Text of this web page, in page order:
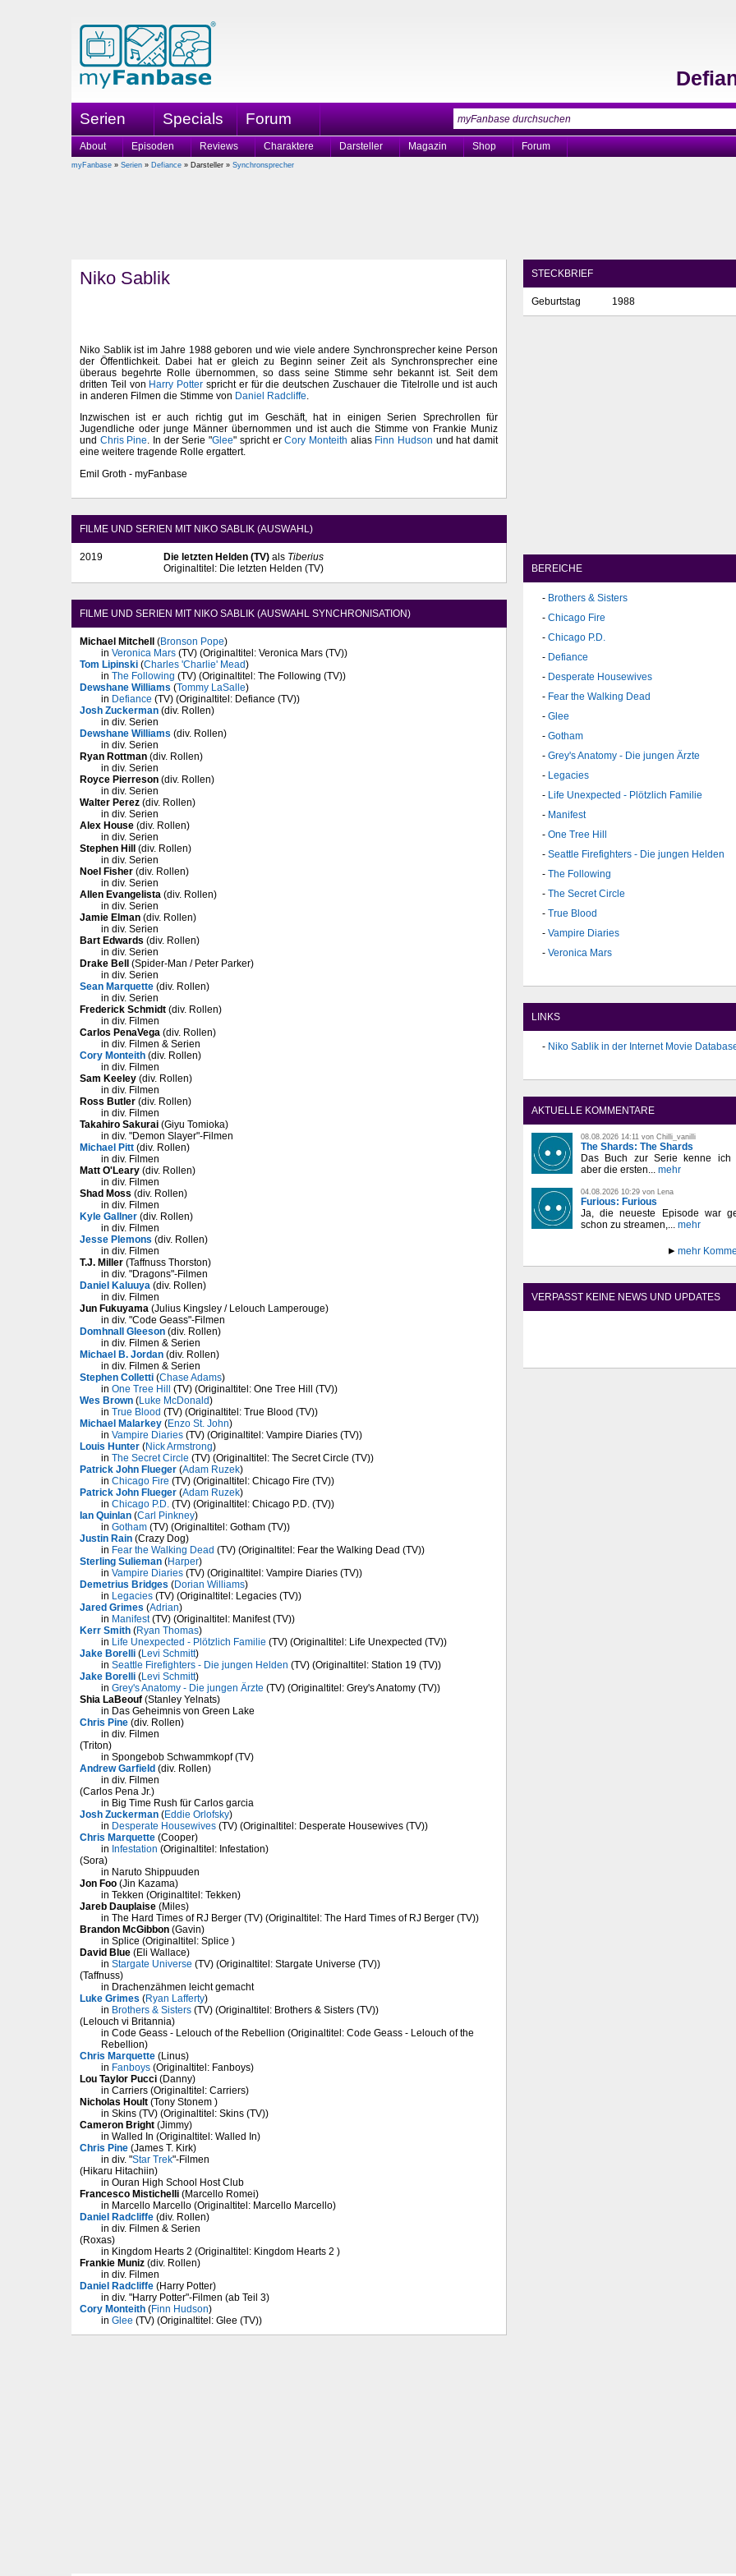
Serien Specials Forum
About Episoden Reviews Charaktere Darsteller Magazin Shop Forum
myFanbase » Serien » Defiance » Darsteller » Synchronsprecher
Niko Sablik
Niko Sablik ist im Jahre 1988 geboren und wie viele andere Synchronsprecher keine Person
der Öffentlichkeit. Dabei hat er gleich zu Beginn seiner Zeit als Synchronsprecher eine
überaus begehrte Rolle übernommen, so dass seine Stimme sehr bekannt ist. Seit dem
dritten Teil von Harry Potter spricht er für die deutschen Zuschauer die Titelrolle und ist auch
in anderen Filmen die Stimme von Daniel Radcliffe.
Inzwischen ist er auch richtig gut im Geschäft, hat in einigen Serien Sprechrollen für
Jugendliche oder junge Männer übernommen und ist auch die Stimme von Frankie Muniz
und Chris Pine. In der Serie "Glee" spricht erCory Monteith alias Finn Hudson und hat damit
eine weitere tragende Rolle ergattert.
Emil Groth - myFanbase
FILME UND SERIEN MIT NIKO SABLIK (AUSWAHL)
2019 Die letzten Helden (TV) als Tiberius
Originaltitel: Die letzten Helden (TV)
FILME UND SERIEN MIT NIKO SABLIK (AUSWAHL SYNCHRONISATION)
Michael Mitchell (Bronson Pope)
in Veronica Mars (TV) (Originaltitel: Veronica Mars (TV))
Tom Lipinski (Charles 'Charlie' Mead)
in The Following (TV) (Originaltitel: The Following (TV))
Dewshane Williams (Tommy LaSalle)
in Defiance (TV) (Originaltitel: Defiance (TV))
Josh Zuckerman (div. Rollen)
in div. Serien
Dewshane Williams (div. Rollen)
in div. Serien
Ryan Rottman (div. Rollen)
in div. Serien
Royce Pierreson (div. Rollen)
in div. Serien
Walter Perez (div. Rollen)
in div. Serien
Alex House (div. Rollen)
in div. Serien
Stephen Hill
(div. Rollen)
in div. Serien
Noel Fisher (div. Rollen)
in div. Serien
Allen Evangelista (div. Rollen)
in div. Serien
Jamie Elman (div. Rollen)
in div. Serien
Bart Edwards (div. Rollen)
in div. Serien
Drake Bell
(Spider-Man / Peter Parker)
in div. Serien
Sean Marquette (div. Rollen)
in div. Serien
Frederick Schmidt (div. Rollen)
in div. Filmen
Carlos PenaVega (div. Rollen)
in div. Filmen & Serien
Cory Monteith (div. Rollen)
in div. Filmen
Sam Keeley (div. Rollen)
in div. Filmen
Ross Butler (div. Rollen)
in div. Filmen
Takahiro Sakurai (Giyu Tomioka)
in div. "Demon Slayer"-Filmen
Michael Pitt (div. Rollen)
in div. Filmen
Matt O'Leary (div. Rollen)
in div. Filmen
Shad Moss (div. Rollen)
in div. Filmen
Kyle Gallner (div. Rollen)
in div. Filmen
Jesse Plemons (div. Rollen)
in div. Filmen
T.J. Miller (Taffnuss Thorston)
in div. "Dragons"-Filmen
Daniel Kaluuya (div. Rollen)
in div. Filmen
Jun Fukuyama (Julius Kingsley / Lelouch Lamperouge)
in div. "Code Geass"-Filmen
Domhnall Gleeson (div. Rollen)
in div. Filmen & Serien
Michael B. Jordan (div. Rollen)
in div. Filmen & Serien
Stephen Colletti (Chase Adams)
in One Tree Hill
(TV) (Originaltitel: One Tree Hill (TV))
Wes Brown (Luke McDonald)
in True Blood (TV) (Originaltitel: True Blood (TV))
Michael Malarkey (Enzo St. John)
in Vampire Diaries (TV) (Originaltitel: Vampire Diaries (TV))
Louis Hunter (Nick Armstrong)
in The Secret Circle (TV) (Originaltitel: The Secret Circle (TV))
Patrick John Flueger (Adam Ruzek)
in Chicago Fire (TV) (Originaltitel: Chicago Fire (TV))
Patrick John Flueger (Adam Ruzek)
in Chicago P.D. (TV) (Originaltitel: Chicago P.D. (TV))
Ian Quinlan (Carl Pinkney)
in Gotham (TV) (Originaltitel: Gotham (TV))
Justin Rain (Crazy Dog)
in Fear the Walking Dead (TV) (Originaltitel: Fear the Walking Dead (TV))
Sterling Sulieman (Harper)
in Vampire Diaries (TV) (Originaltitel: Vampire Diaries (TV))
Demetrius Bridges (Dorian Williams)
in Legacies (TV) (Originaltitel: Legacies (TV))
Jared Grimes (Adrian)
in Manifest(TV) (Originaltitel: Manifest (TV))
Kerr Smith (Ryan Thomas)
in Life Unexpected - Plötzlich Familie (TV) (Originaltitel: Life Unexpected (TV))
Jake Borelli (Levi Schmitt)
in Seattle Firefighters - Die jungen Helden (TV) (Originaltitel: Station 19 (TV))
Jake Borelli (Levi Schmitt)
in Grey's Anatomy - Die jungen Ärzte (TV) (Originaltitel: Grey's Anatomy (TV))
Shia LaBeouf (Stanley Yelnats)
in Das Geheimnis von Green Lake
Chris Pine (div. Rollen)
in div. Filmen
(Triton)
in Spongebob Schwammkopf (TV)
Andrew Garfield (div. Rollen)
in div. Filmen
(Carlos Pena Jr.)
in Big Time Rush für Carlos garcia
Josh Zuckerman (Eddie Orlofsky)
in Desperate Housewives (TV) (Originaltitel: Desperate Housewives (TV))
Chris Marquette (Cooper)
in Infestation (Originaltitel: Infestation)
(Sora)
in Naruto Shippuuden
Jon Foo (Jin Kazama)
in Tekken (Originaltitel: Tekken)
Jareb Dauplaise (Miles)
in The Hard Times of RJ Berger (TV) (Originaltitel: The Hard Times of RJ Berger (TV))
Brandon McGibbon (Gavin)
in Splice (Originaltitel: Splice )
David Blue (Eli Wallace)
in Stargate Universe (TV) (Originaltitel: Stargate Universe (TV))
(Taffnuss)
in Drachenzähmen leicht gemacht
Luke Grimes (Ryan Lafferty)
in Brothers & Sisters (TV) (Originaltitel: Brothers & Sisters (TV))
(Lelouch vi Britannia)
in Code Geass - Lelouch of the Rebellion (Originaltitel: Code Geass - Lelouch of the
Rebellion)
Chris Marquette (Linus)
in Fanboys (Originaltitel: Fanboys)
Lou Taylor Pucci (Danny)
in Carriers (Originaltitel: Carriers)
Nicholas Hoult (Tony Stonem )
in Skins (TV) (Originaltitel: Skins (TV))
Cameron Bright (Jimmy)
in Walled In (Originaltitel: Walled In)
Chris Pine (James T. Kirk)
in div. "Star Trek"-Filmen
(Hikaru Hitachiin)
in Ouran High School Host Club
Francesco Mistichelli (Marcello Romei)
in Marcello Marcello (Originaltitel: Marcello Marcello)
Daniel Radcliffe (div. Rollen)
in div. Filmen & Serien
(Roxas)
in Kingdom Hearts 2 (Originaltitel: Kingdom Hearts 2 )
Frankie Muniz (div. Rollen)
in div. Filmen
Daniel Radcliffe (Harry Potter)
in div. "Harry Potter"-Filmen (ab Teil 3)
Cory Monteith (Finn Hudson)
in Glee (TV) (Originaltitel: Glee (TV))
STECKBRIEF
Geburtstag 1988
BEREICHE
Brothers & Sisters
Chicago Fire
Chicago P.D.
Defiance
Desperate Housewives
Fear the Walking Dead
Glee
Gotham
Grey's Anatomy - Die jungen Ärzte
Legacies
Life Unexpected - Plötzlich Familie
Manifest
One Tree Hill
Seattle Firefighters - Die jungen Helden
The Following
The Secret Circle
True Blood
Vampire Diaries
Veronica Mars
LINKS
Niko Sablik in der Internet Movie
AKTUELLE KOMMENTARE
08.08.2026 14:11 von Chilli_vanilli
The Shards: The Shards
Das Buch zur Serie kenne ich
aber die ersten... mehr
04.08.2026 10:29 von Lena
Furious: Furious
Ja, die neueste Episode war
schon zu streamen,... mehr
mehr
VERPASST KEINE NEWS UND UPDATES